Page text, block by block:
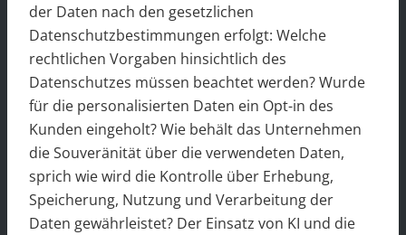
der Daten nach den gesetzlichen
Datenschutzbestimmungen erfolgt: Welche
rechtlichen Vorgaben hinsichtlich des
Datenschutzes müssen beachtet werden? Wurde
für die personalisierten Daten ein Opt-in des
Kunden eingeholt? Wie behält das Unternehmen
die Souveränität über die verwendeten Daten,
sprich wie wird die Kontrolle über Erhebung,
Speicherung, Nutzung und Verarbeitung der
Daten gewährleistet? Der Einsatz von KI und die